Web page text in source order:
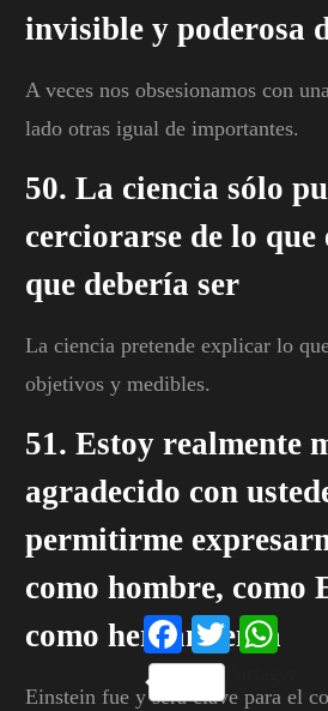
invisible y poderosa
A veces nos obsesionamos con
lado otras igual de importantes.
50. La ciencia sólo
cerciorarse de lo que
que debería ser
La ciencia pretende explicar lo
objetivos y medibles.
51. Estoy realmente
agradecido con
permitirme
como hombre, como
como herramienta
Einstein fue y será clave para el
Facebook
Twitter